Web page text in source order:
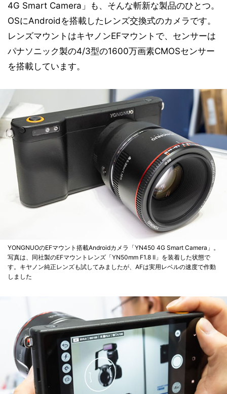
4G Smart Camera」も、そんな斬新な製品のひとつ。
OSにAndroidを搭載したレンズ交換式のカメラです。
レンズマウントはキヤノンEFマウントで、センサーは
パナソニック製の4/3型の1600万画素CMOSセンサー
を搭載しています。
YONGNUOのEFマウント搭載Androidカメラ「YN450 4G Smart Camera」。
写真は、同社製のEFマウントレンズ「YN50mm F1.8 II」を装着した状態で
す。キヤノン純正レンズも試してみましたが、AFは実用レベルの速度で作動
しました